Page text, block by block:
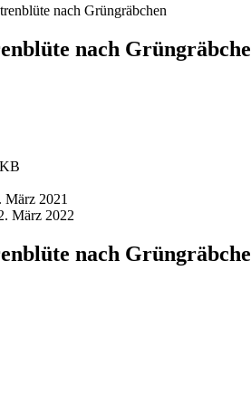
nach Grüngräbchen
nach
März 2021
März 2022
nach